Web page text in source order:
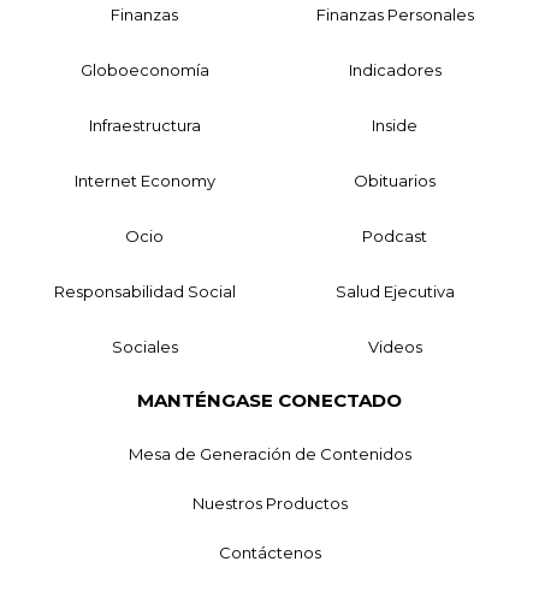
Finanzas Finanzas Personales
Globoeconomía Indicadores
Infraestructura Inside
Internet Economy Obituarios
Ocio Podcast
Responsabilidad Social Salud Ejecutiva
Sociales Videos
MANTÉNGASE CONECTADO
Mesa de Generación de Contenidos
Nuestros Productos
Contáctenos